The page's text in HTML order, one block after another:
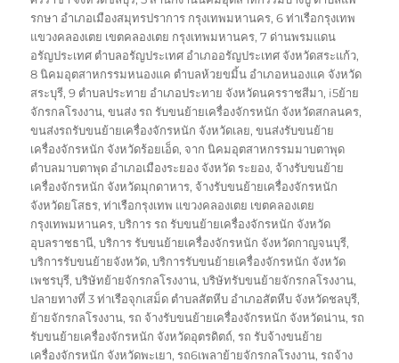
รกษา อำเภอเมืองสมุทรปราการ กรุงเทพมหานคร,6 ท่าเรือกรุงเทพ
แขวงคลองเตย เขตคลองเตย กรุงเทพมหานคร,7 ด่านพรมแดน
อรัญประเทศ ตำบลอรัญประเทศ อำเภออรัญประเทศ จังหวัดสระแก้ว,
8 นิคมอุตสาหกรรมหนองแค ตำบลห้วยขมิ้น อำเภอหนองแค จังหวัด
สระบุรี,9 ตำบลประทาย อำเภอประทาย จังหวัดนครราชสีมา, i5ย้าย
จักรกลโรงงาน,ขนส่ง รถ รับขนย้ายเครื่องจักรหนัก จังหวัดสกลนคร,
ขนส่งรถรับขนย้ายเครื่องจักรหนัก จังหวัดเลย,ขนส่งรับขนย้าย
เครื่องจักรหนัก จังหวัดร้อยเอ็ด, จาก นิคมอุตสาหกรรมมาบตาพุด
ตำบลมาบตาพุด อำเภอเมืองระยอง จังหวัด ระยอง, จ้างรับขนย้าย
เครื่องจักรหนัก จังหวัดมุกดาหาร, จ้างรับขนย้ายเครื่องจักรหนัก
จังหวัดยโสธร,ท่าเรือกรุงเทพ แขวงคลองเตย เขตคลองเตย
กรุงเทพมหานคร,บริการ รถ รับขนย้ายเครื่องจักรหนัก จังหวัด
อุบลราชธานี,บริการ รับขนย้ายเครื่องจักรหนัก จังหวัดกาญจนบุรี,
บริการรับขนย้ายจังหวัด,บริการรับขนย้ายเครื่องจักรหนัก จังหวัด
เพชรบุรี,บริษัทย้ายจักรกลโรงงาน,บริษัทรับขนย้ายจักรกลโรงงาน,
ปลายทางที่ 3 ท่าเรือจุกเสม็ด ตำบลสัตหีบ อำเภอสัตหีบ จังหวัดชลบุรี,
ย้ายจักรกลโรงงาน,รถ จ้างรับขนย้ายเครื่องจักรหนัก จังหวัดน่าน,รถ
รับขนย้ายเครื่องจักรหนัก จังหวัดอุตรดิตถ์,รถ รับจ้างขนย้าย
เครื่องจักรหนัก จังหวัดพะเยา,รถ6เพลาย้ายจักรกลโรงงาน,รถจ้าง